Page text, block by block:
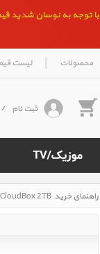
با توجه به نوسان شدید قیمت
محصولات | لیست
ثبت نام /
راهنمای خرید LaCie CloudBox 2TB ‎، راهنمای خرید هارددیسک دسکتاپ 2TB LaCie CloudBox
Rated